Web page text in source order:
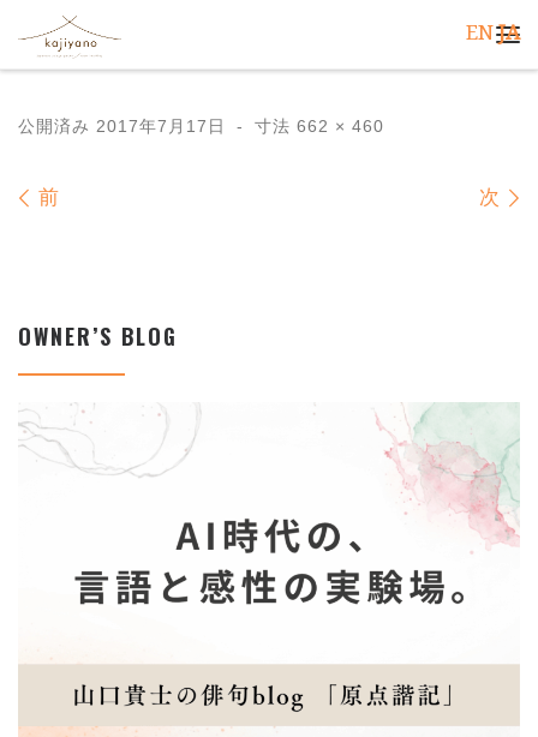
コンテンツへスキップ
公開済み 2017年7月17日 - 寸法 662 × 460
画像ナビゲーション
前 次
OWNER’S BLOG
EN JA